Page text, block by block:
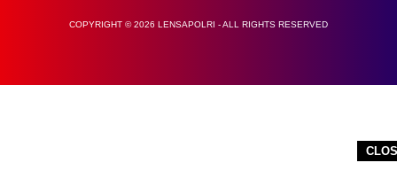
COPYRIGHT © 2026 LENSAPOLRI - ALL RIGHTS RESERVED